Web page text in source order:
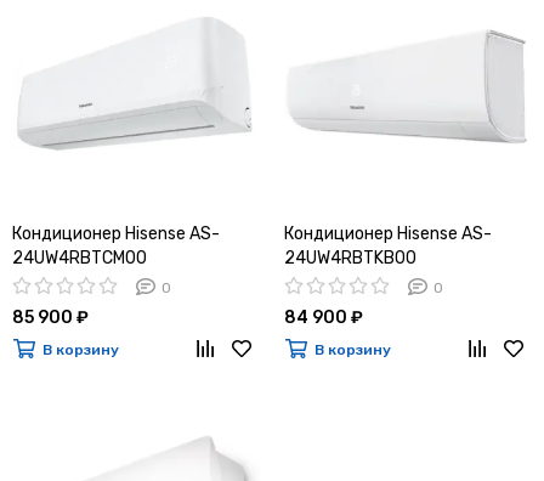
Кондиционер Hisense AS-
24UW4RBTCM00
0
85 900 ₽
В корзину
Кондиционер Hisense AS-
24UW4RBTKB00
0
84 900 ₽
В корзину